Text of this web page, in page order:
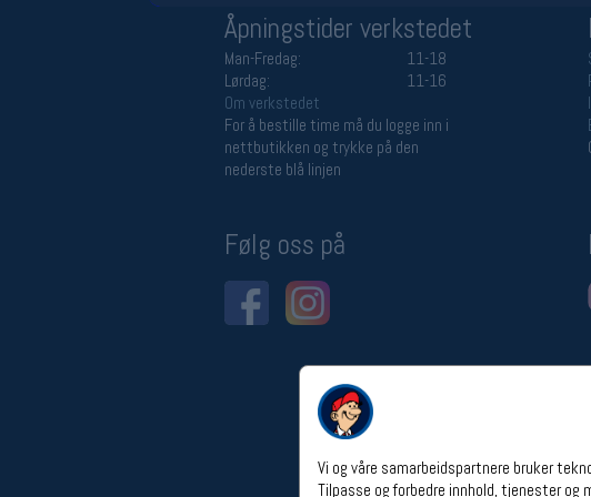
Vi og våre samarbeidspartnere bruker
Tilpasse og forbedre innhold, tjenester og
Åpningstider verkstedet
Man-Fredag:
11-18
Lørdag:
11-16
Om verkstedet
For å bestille time må du logge inn i
nettbutikken og trykke på den
nederste blå linjen
Følg oss på